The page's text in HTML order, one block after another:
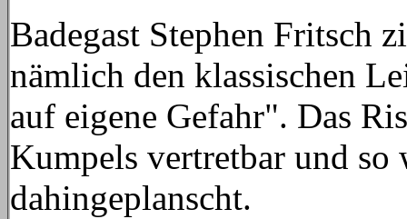
Badegast Stephen Fritsch
nämlich den klassischen
auf eigene Gefahr". Das
Kumpels vertretbar und so
dahingeplanscht.